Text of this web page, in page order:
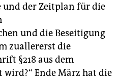
und der Zeitplan für die
und die Beseitigung
zuallererst die
§218 aus dem
Ende März hat die